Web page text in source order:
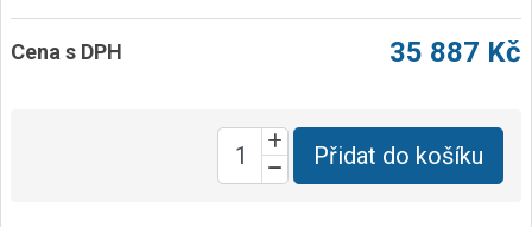
Cena s DPH 35 887 Kč
Přidat do košíku